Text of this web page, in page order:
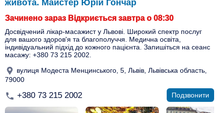
живота. Майстер Юрій Гончар
Зачинено зараз Відкриється завтра о 08:30
Досвідчений лікар-масажист у Львові. Широкий спектр послуг
для вашого здоров'я та благополуччя. Медична освіта,
індивідуальний підхід до кожного пацієнта. Запишіться на сеанс
масажу: +380 73 215 2002.
вулиця Модеста Менцинського, 5, Львів, Львівська область,
79000
+380 73 215 2002 Подзвонити